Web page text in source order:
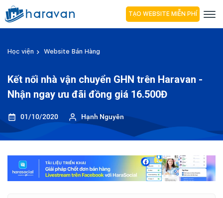
TẠO WEBSITE MIỄN PHÍ
Học viện Website Bán Hàng
Kết nối nhà vận chuyển GHN trên Haravan -
Nhận ngay ưu đãi đồng giá 16.500Đ
01/10/2020 Hạnh Nguyên